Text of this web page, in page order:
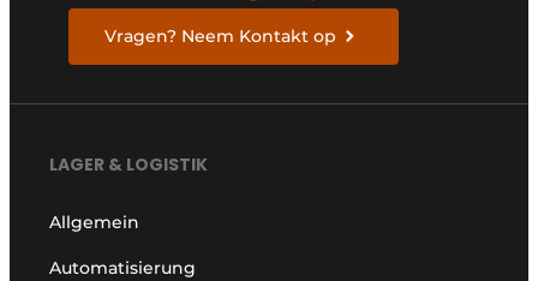
Vragen? Neem Kontakt op
LAGER & LOGISTIK
Allgemein
Automatisierung